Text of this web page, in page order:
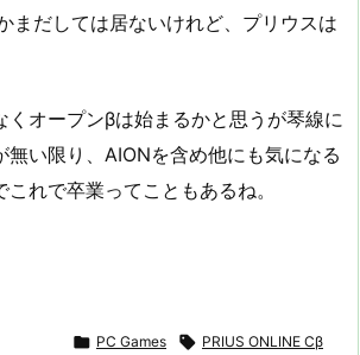
まだしては居ないけれど、プリウスは
くオープンβは始まるかと思うが琴線に
無い限り、AIONを含め他にも気になる
れで卒業ってこともあるね。
 PC Games  PRIUS ONLINE Cβ